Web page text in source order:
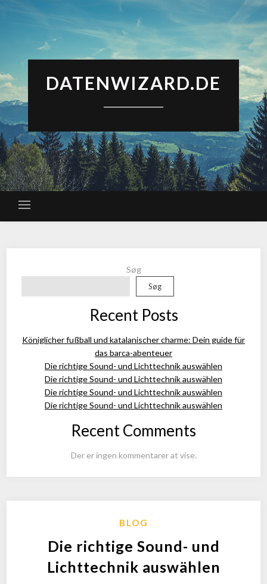
DATENWIZARD.DE
Søg
Søg
Recent Posts
Königlicher fußball und katalanischer charme: Dein guide für
das barca-abenteuer
Die richtige Sound- und Lichttechnik auswählen
Die richtige Sound- und Lichttechnik auswählen
Die richtige Sound- und Lichttechnik auswählen
Die richtige Sound- und Lichttechnik auswählen
Recent Comments
Der er ingen kommentarer at vise.
BLOG
Die richtige Sound- und
Lichttechnik auswählen